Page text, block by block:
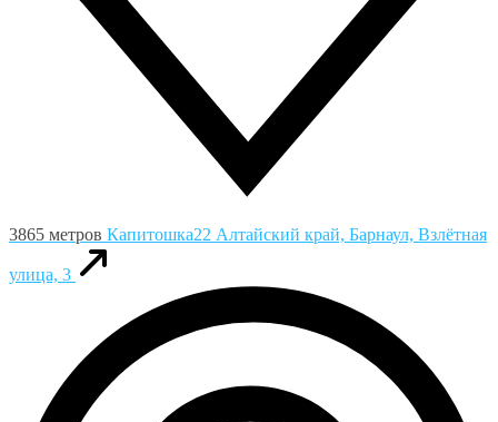
3865 метров Капитошка22 Алтайский край, Барнаул, Взлётная
улица, 3